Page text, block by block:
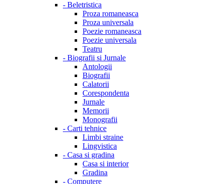
- Beletristica
Proza romaneasca
Proza universala
Poezie romaneasca
Poezie universala
Teatru
- Biografii si Jurnale
Antologii
Biografii
Calatorii
Corespondenta
Jurnale
Memorii
Monografii
- Carti tehnice
Limbi straine
Lingvistica
- Casa si gradina
Casa si interior
Gradina
- Computere